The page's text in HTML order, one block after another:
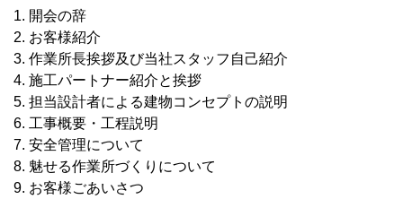
1. 開会の辞
2. お客様紹介
3. 作業所長挨拶及び当社スタッフ自己紹介
4. 施工パートナー紹介と挨拶
5. 担当設計者による建物コンセプトの説明
6. 工事概要・工程説明
7. 安全管理について
8. 魅せる作業所づくりについて
9. お客様ごあいさつ